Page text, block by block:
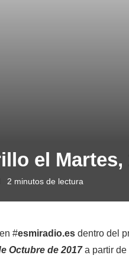
el Martes,
2 minutos de lectura
#esmiradio.es dentro del
Octubre de 2017 a partir